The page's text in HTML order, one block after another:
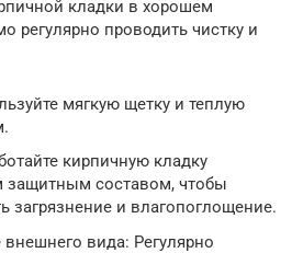
кладки в хорошем
регулярно проводить чистку и
мягкую щетку и теплую
кирпичную кладку
защитным составом, чтобы
загрязнение и влагопоглощение.
вида: Регулярно